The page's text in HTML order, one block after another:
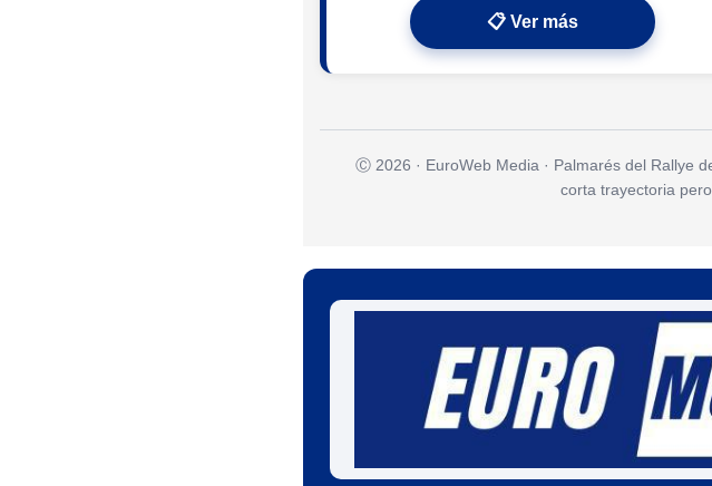
📋 Ver más
Ⓒ 2026 · EuroWeb Media · Palmarés del Rallye
corta trayectoria